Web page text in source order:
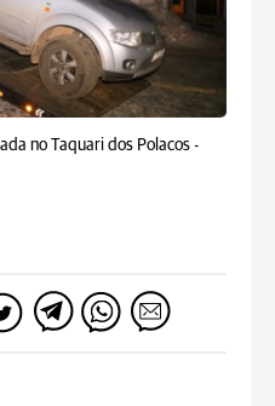
no Taquari dos Polacos -